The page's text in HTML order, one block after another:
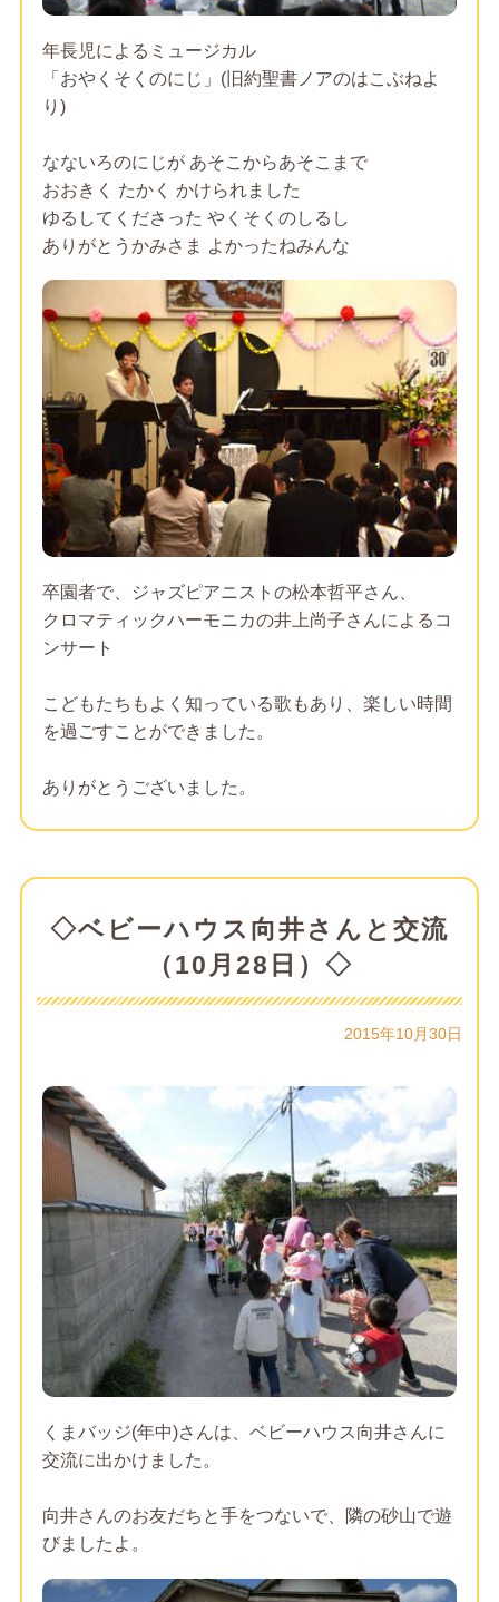
年長児によるミュージカル
「おやくそくのにじ」(旧約聖書ノアのはこぶねよ
り)
なないろのにじが あそこからあそこまで
おおきく たかく かけられました
ゆるしてくださった やくそくのしるし
ありがとうかみさま よかったねみんな
卒園者で、ジャズピアニストの松本哲平さん、
クロマティックハーモニカの井上尚子さんによるコ
ンサート
こどもたちもよく知っている歌もあり、楽しい時間
を過ごすことができました。
ありがとうございました。
◇ベビーハウス向井さんと交流
（10月28日）◇
2015年10月30日
くまバッジ(年中)さんは、ベビーハウス向井さんに
交流に出かけました。
向井さんのお友だちと手をつないで、隣の砂山で遊
びましたよ。